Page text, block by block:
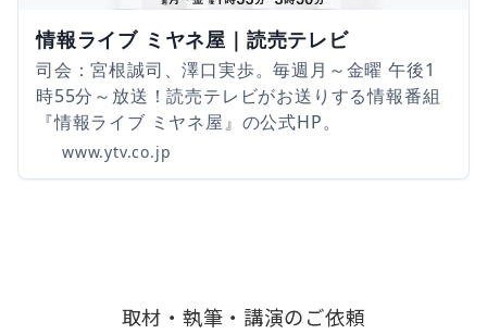
情報ライブ ミヤネ屋｜読売テレビ
司会：宮根誠司、澤口実歩。毎週月～金曜 午後1
時55分～放送！読売テレビがお送りする情報番組
『情報ライブ ミヤネ屋』の公式HP。
www.ytv.co.jp
取材・執筆・講演のご依頼